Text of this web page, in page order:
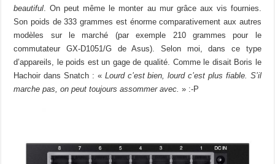
beautiful . On peut même le monter au mur grâce aux vis fournies.
Son poids de 333 grammes est énorme comparativement aux autres
modèles sur le marché (par exemple 210 grammes pour le
commutateur GX-D1051/G de Asus). Selon moi, dans ce type
d’appareils, le poids est un gage de qualité. Comme le disait Boris le
Hachoir dans Snatch : « Lourd c’est bien, lourd c’est plus fiable. S’il
marche pas, on peut toujours assommer avec. » :-P